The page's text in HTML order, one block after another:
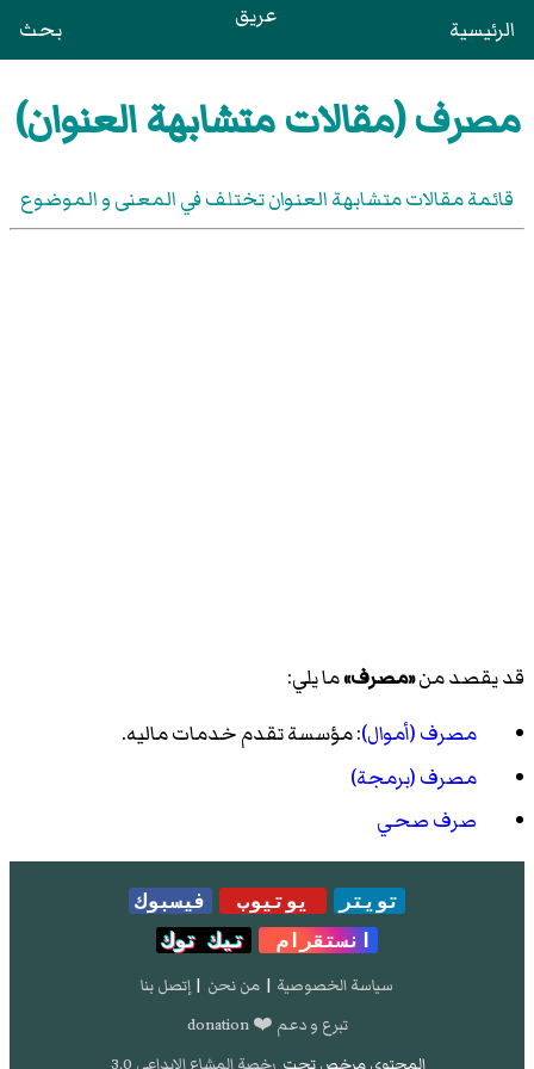
الرئيسية عريق بحث
مصرف (مقالات متشابهة العنوان)
قائمة مقالات متشابهة العنوان تختلف في المعنى و الموضوع
قد يقصد من«مصرف»ما يلي:
مصرف (أموال): مؤسسة تقدم خدمات ماليه.
مصرف (برمجة)
صرف صحي
تويتر يوتيوب
فيسبوك
انستقرام
تيك توك
سياسة الخصوصية | من نحن | إتصل بنا
تبرع و دعم ❤️ donation